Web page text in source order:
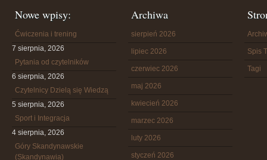
Nowe wpisy:
Ćwiczenia i trening
7 sierpnia, 2026
Pytania od czytelników
6 sierpnia, 2026
Czytelnicy Dzielą się Wiedzą
5 sierpnia, 2026
Sport i Integracja
4 sierpnia, 2026
Góry Skandynawskie
(Skandynawia)
Archiwa
sierpień 2026
lipiec 2026
czerwiec 2026
maj 2026
kwiecień 2026
marzec 2026
luty 2026
styczeń 2026
Spis
Tagi